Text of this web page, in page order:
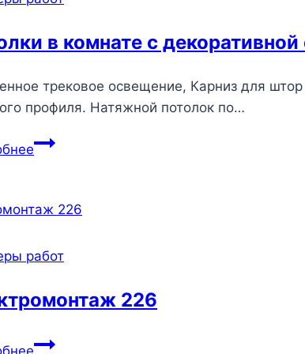
в комнате с
трековое освещение, Карниз для
профиля. Натяжной потолок по…
Потолки
с
отделкой
работ
226
Электромонтаж